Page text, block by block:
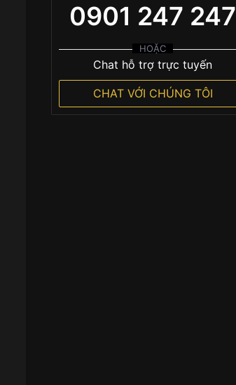
0901 247 247
HOẶC
Chat hỗ trợ trực tuyến
CHAT VỚI CHÚNG TÔI